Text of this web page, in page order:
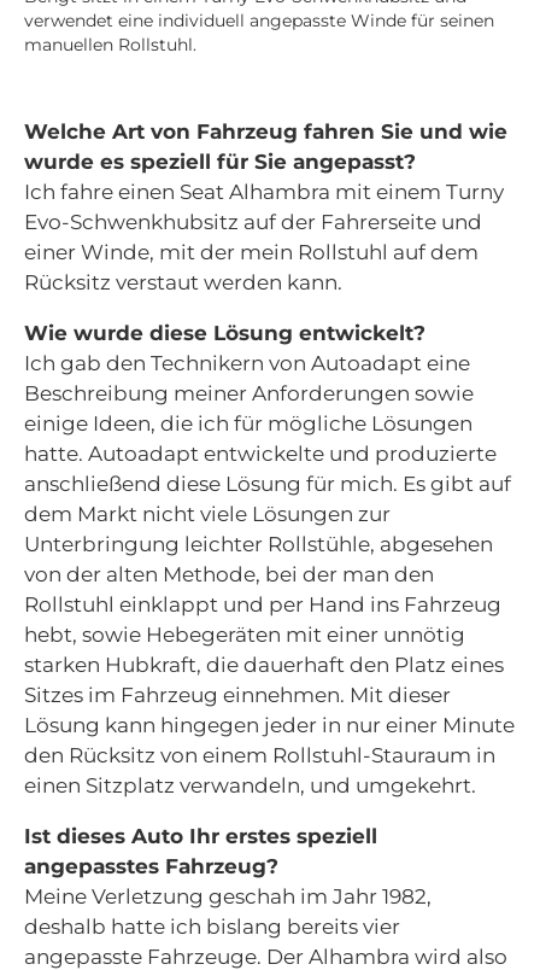
verwendet eine individuell angepasste Winde für seinen
manuellen Rollstuhl.
Welche Art von Fahrzeug fahren Sie und wie
wurde es speziell für Sie angepasst?
Ich fahre einen Seat Alhambra mit einem Turny
Evo-Schwenkhubsitz auf der Fahrerseite und
einer Winde, mit der mein Rollstuhl auf dem
Rücksitz verstaut werden kann.
Wie wurde diese Lösung entwickelt?
Ich gab den Technikern von Autoadapt eine
Beschreibung meiner Anforderungen sowie
einige Ideen, die ich für mögliche Lösungen
hatte. Autoadapt entwickelte und produzierte
anschließend diese Lösung für mich. Es gibt auf
dem Markt nicht viele Lösungen zur
Unterbringung leichter Rollstühle, abgesehen
von der alten Methode, bei der man den
Rollstuhl einklappt und per Hand ins Fahrzeug
hebt, sowie Hebegeräten mit einer unnötig
starken Hubkraft, die dauerhaft den Platz eines
Sitzes im Fahrzeug einnehmen. Mit dieser
Lösung kann hingegen jeder in nur einer Minute
den Rücksitz von einem Rollstuhl-Stauraum in
einen Sitzplatz verwandeln, und umgekehrt.
Ist dieses Auto Ihr erstes speziell
angepasstes Fahrzeug?
Meine Verletzung geschah im Jahr 1982,
deshalb hatte ich bislang bereits vier
angepasste Fahrzeuge. Der Alhambra wird also